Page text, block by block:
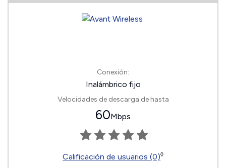
Conexión:
Inalámbrico fijo
Velocidades de descarga de hasta
60Mbps
Calificación de usuarios (0)◊